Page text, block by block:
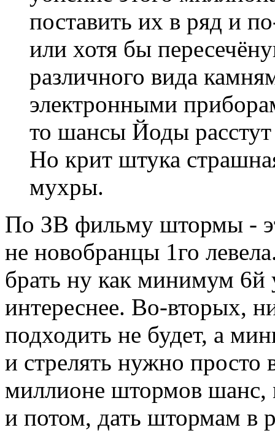
поставить их в ряд и
или хотя бы
различного вида
электронными
то шансы Йоды
Но крит штука
мухры.
По ЗВ фильму штормы -
не новобранцы 1го
брать ну как минимум 6й
интереснее. Во-вторых,
подходить не будет, а
и стрелять нужно
миллионе штормов шанс,
и потом, дать штормам в